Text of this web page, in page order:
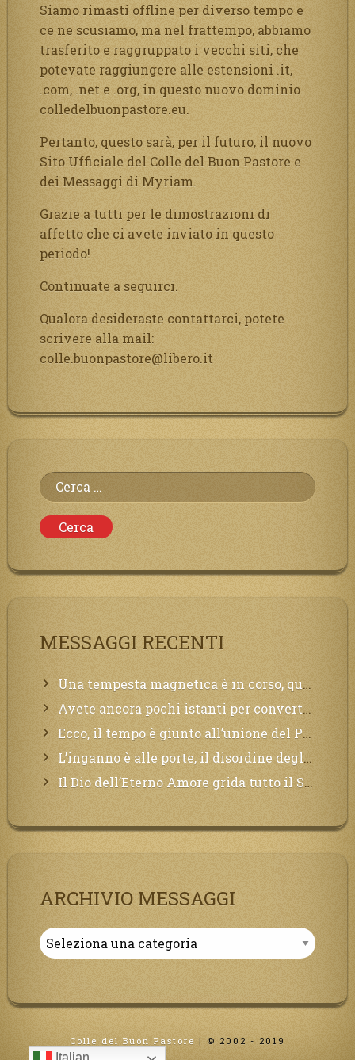
Siamo rimasti offline per diverso tempo e
ce ne scusiamo, ma nel frattempo, abbiamo
trasferito e raggruppato i vecchi siti, che
potevate raggiungere alle estensioni .it,
.com, .net e .org, in questo nuovo dominio
colledelbuonpastore.eu.
Pertanto, questo sarà, per il futuro, il nuovo
Sito Ufficiale del Colle del Buon Pastore e
dei Messaggi di Myriam.
Grazie a tutti per le dimostrazioni di
affetto che ci avete inviato in questo
periodo!
Continuate a seguirci.
Qualora desideraste contattarci, potete
scrivere alla mail:
colle.buonpastore@libero.it
Ricerca
per:
MESSAGGI RECENTI
Una tempesta magnetica è in corso, questa generazione patirà. Il black out non tarderà ad arrivare e tutta la Terra sarà oscurata.
Avete ancora pochi istanti per convertirvi, non perdete tempo, la sciagura arriverà all’improvviso e per chi non si sarà preparato saranno dolori.
Ecco, il tempo è giunto all’unione del Padre con il figlio, non avete che da attendere pochissimo.
L’inganno è alle porte, il disordine degli ordinati urlerà perdono, ma sarà troppo tardi, il tradimento è stato grande!
Il Dio dell’Eterno Amore grida tutto il Suo bene per i Suoi,richiama a Sé i lontani, affinché si pentano e tornino a Lui:
ARCHIVIO MESSAGGI
Archivio
Messaggi
Colle del Buon Pastore | © 2002 - 2019